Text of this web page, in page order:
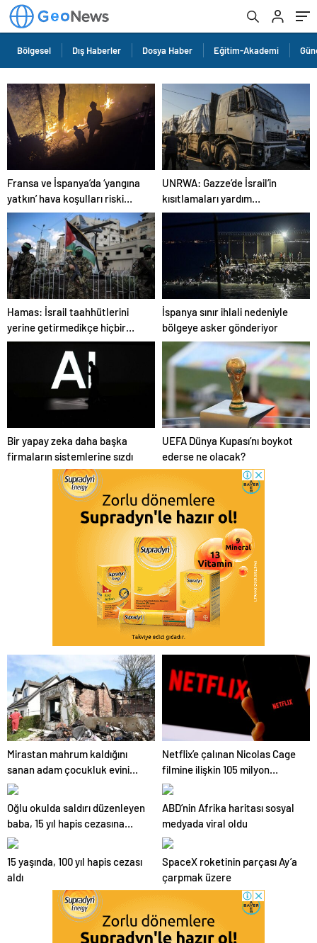
Bölgesel Dış Haberler Dosya Haber Eğitim-Akademi
Fransa ve İspanya’da ‘yangına
yatkın’ hava koşulları riski
arttı
UNRWA: Gazze’de İsrail’in
kısıtlamaları yardım
faaliyetleri için kritik bir engel
Hamas: İsrail taahhütlerini
yerine getirmedikçe hiçbir
adım atmayacağız
İspanya sınır ihlali nedeniyle
bölgeye asker gönderiyor
Bir yapay zeka daha başka
firmaların sistemlerine sızdı
UEFA Dünya Kupası’nı boykot
ederse ne olacak?
Mirastan mahrum kaldığını
sanan adam çocukluk evini
havaya uçurdu
Netflix’e çalınan Nicolas Cage
filmine ilişkin 105 milyon
dolarlık dava
Oğlu okulda saldırı düzenleyen
baba, 15 yıl hapis cezasına
çarptırıldı
ABD’nin Afrika haritası sosyal
medyada viral oldu
15 yaşında, 100 yıl hapis cezası
aldı
SpaceX roketinin parçası Ay’a
çarpmak üzere